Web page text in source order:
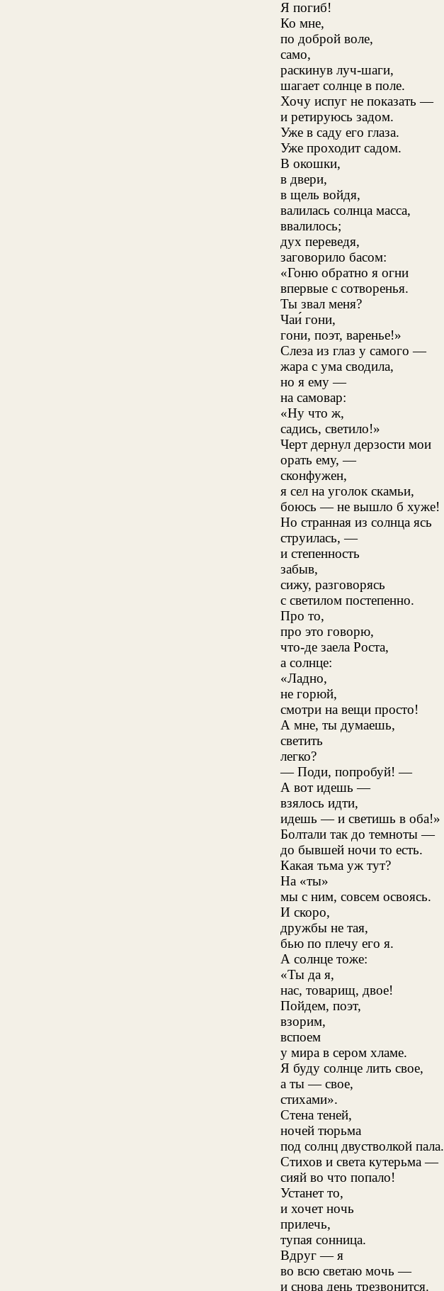
Я погиб!
Ко мне,
по доброй воле,
само,
раскинув луч-шаги,
шагает солнце в поле.
Хочу испуг не показать —
и ретируюсь задом.
Уже в саду его глаза.
Уже проходит садом.
В окошки,
в двери,
в щель войдя,
валилась солнца масса,
ввалилось;
дух переведя,
заговорило басом:
«Гоню обратно я огни
впервые с сотворенья.
Ты звал меня?
Чаи́ гони,
гони, поэт, варенье!»
Слеза из глаз у самого —
жара с ума сводила,
но я ему —
на самовар:
«Ну что ж,
садись, светило!»
Черт дернул дерзости мои
орать ему, —
сконфужен,
я сел на уголок скамьи,
боюсь — не вышло б хуже!
Но странная из солнца ясь
струилась, —
и степенность
забыв,
сижу, разговорясь
с светилом постепенно.
Про то,
про это говорю,
что-де заела Роста,
а солнце:
«Ладно,
не горюй,
смотри на вещи просто!
А мне, ты думаешь,
светить
легко?
— Поди, попробуй! —
А вот идешь —
взялось идти,
идешь — и светишь в оба!»
Болтали так до темноты —
до бывшей ночи то есть.
Какая тьма уж тут?
На «ты»
мы с ним, совсем освоясь.
И скоро,
дружбы не тая,
бью по плечу его я.
А солнце тоже:
«Ты да я,
нас, товарищ, двое!
Пойдем, поэт,
взорим,
вспоем
у мира в сером хламе.
Я буду солнце лить свое,
а ты — свое,
стихами».
Стена теней,
ночей тюрьма
под солнц двустволкой пала.
Стихов и света кутерьма —
сияй во что попало!
Устанет то,
и хочет ночь
прилечь,
тупая сонница.
Вдруг — я
во всю светаю мочь —
и снова день трезвонится.